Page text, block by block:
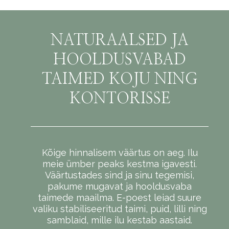
NATURAALSED JA
HOOLDUSVABAD
TAIMED KOJU NING
KONTORISSE
Kõige hinnalisem väärtus on aeg. Ilu
meie ümber peaks kestma igavesti.
Väärtustades sind ja sinu tegemisi,
pakume mugavat ja hooldusvaba
taimede maailma. E-poest leiad suure
valiku stabiliseeritud taimi, puid, lilli ning
samblaid, mille ilu kestab aastaid.